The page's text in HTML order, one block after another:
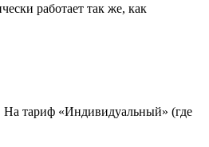
работает так же, как
На тариф «Индивидуальный» (где